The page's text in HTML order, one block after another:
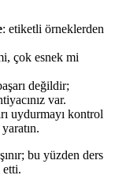
: etiketli örneklerden
çok esnek mi
değildir;
var.
uydurmayı kontrol
bu yüzden ders
etti.